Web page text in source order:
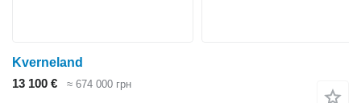
Kverneland
13 100 €
≈ 674 000 грн